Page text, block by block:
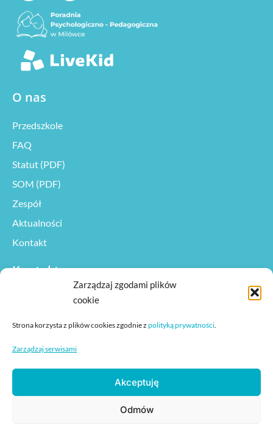
Zarządzaj zgodami plików
cookie
Strona korzysta z plików cookies zgodnie z polityką prywatności.
Zarządzaj serwisami
Akceptuję
Odmów
O nas
Przedszkole
FAQ
Statut (PDF)
SOM (PDF)
Zespół
Aktualności
Kontakt
Kontakt
Niepubliczne Przedszkole Rozwijamy
kontakt@przedszkolerozwijamy.pl
YouTube